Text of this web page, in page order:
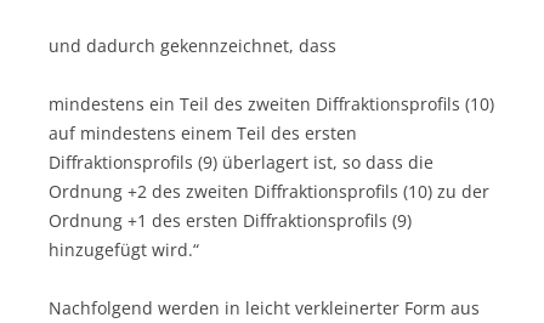
und dadurch gekennzeichnet, dass
mindestens ein Teil des zweiten Diffraktionsprofils (10)
auf mindestens einem Teil des ersten
Diffraktionsprofils (9) überlagert ist, so dass die
Ordnung +2 des zweiten Diffraktionsprofils (10) zu der
Ordnung +1 des ersten Diffraktionsprofils (9)
hinzugefügt wird.“
Nachfolgend werden in leicht verkleinerter Form aus